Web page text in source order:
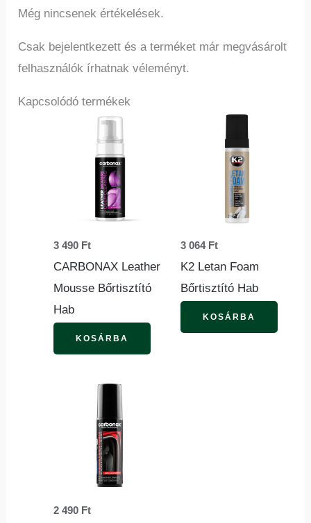
Még nincsenek értékelések.
Csak bejelentkezett és a terméket már megvásárolt
felhasználók írhatnak véleményt.
Kapcsolódó termékek
3 490 Ft
CARBONAX Leather
Mousse Bőrtisztító
Hab
KOSÁRBA
3 064 Ft
K2 Letan Foam
Bőrtisztító Hab
KOSÁRBA
2 490 Ft